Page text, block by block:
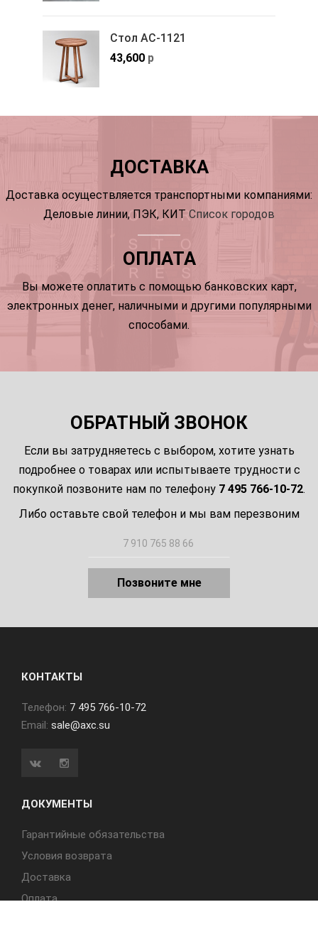
Стол АС-1121
43,600 р
ДОСТАВКА
Доставка осуществляется транспортными компаниями:
Деловые линии, ПЭК, КИТ Список городов
ОПЛАТА
Вы можете оплатить с помощью банковских карт,
электронных денег, наличными и другими популярными
способами.
ОБРАТНЫЙ ЗВОНОК
Если вы затрудняетесь с выбором, хотите узнать
подробнее о товарах или испытываете трудности с
покупкой позвоните нам по телефону 7 495 766-10-72.
Либо оставьте свой телефон и мы вам перезвоним
Позвоните мне
КОНТАКТЫ
Телефон: 7 495 766-10-72
Email: sale@axc.su
ДОКУМЕНТЫ
Гарантийные обязательства
Условия возврата
Доставка
Оплата